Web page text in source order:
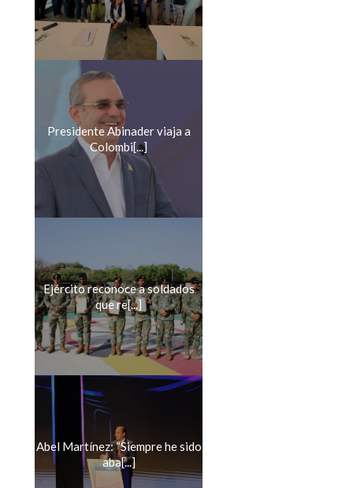
Presidente Abinader viaja a
Colombi[...]
Ejército reconoce a soldados
que re[...]
Abel Martínez: “Siempre he sido
aba[...]